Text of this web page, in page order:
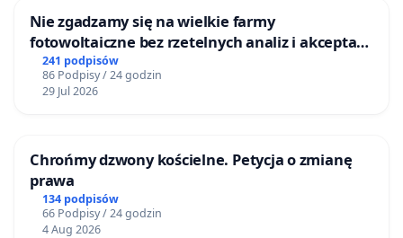
Nie zgadzamy się na wielkie farmy
fotowoltaiczne bez rzetelnych analiz i akceptacji
mieszkańców
241 podpisów
86 Podpisy / 24 godzin
29 Jul 2026
Chrońmy dzwony kościelne. Petycja o zmianę
prawa
134 podpisów
66 Podpisy / 24 godzin
4 Aug 2026